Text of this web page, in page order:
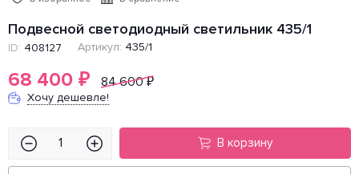
Подвесной светодиодный светильник 435/1
ID: 408127 Артикул: 435/1
68 400 ₽ 84 600₽
Хочу дешевле!
В корзину